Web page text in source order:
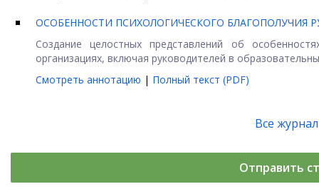
ОСОБЕННОСТИ ПСИХОЛОГИЧЕСКОГО БЛАГОПОЛУЧИЯ
Создание целостных представлений об
организациях, включая руководителей в
Смотреть аннотацию | Полный текст (PDF)
Все
Отправить